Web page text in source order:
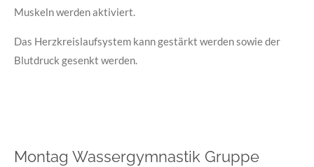
Muskeln werden aktiviert.
Das Herzkreislaufsystem kann gestärkt werden sowie der
Blutdruck gesenkt werden.
Montag Wassergymnastik Gruppe